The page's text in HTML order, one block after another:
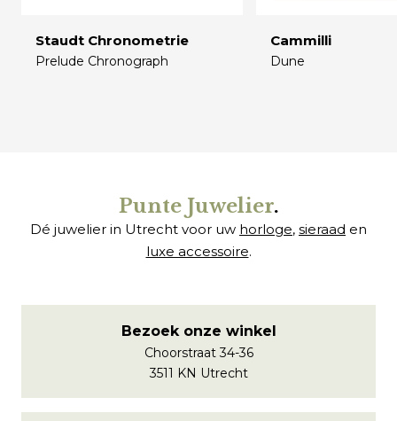
Staudt Chronometrie
Prelude Chronograph
Cammilli
Dune
Punte Juwelier.
Dé juwelier in Utrecht voor uw horloge, sieraad en
luxe accessoire.
Bezoek onze winkel
Choorstraat 34-36
3511 KN Utrecht